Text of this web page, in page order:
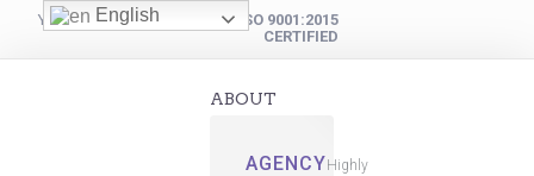
YOUR DIGITAL PARTNER
ISO 9001:2015
CERTIFIED
ABOUT
AGENCY Highly
English